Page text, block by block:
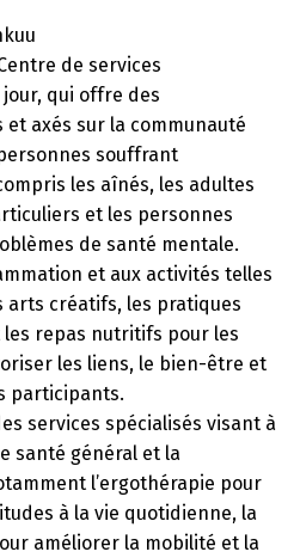
de services
qui offre des
axés sur la communauté
souffrant
les aînés, les adultes
et les personnes
de santé mentale.
et aux activités telles
arts créatifs, les pratiques
repas nutritifs pour les
les liens, le bien-être et
participants.
services spécialisés visant à
santé général et la
l’ergothérapie pour
à la vie quotidienne, la
améliorer la mobilité et la